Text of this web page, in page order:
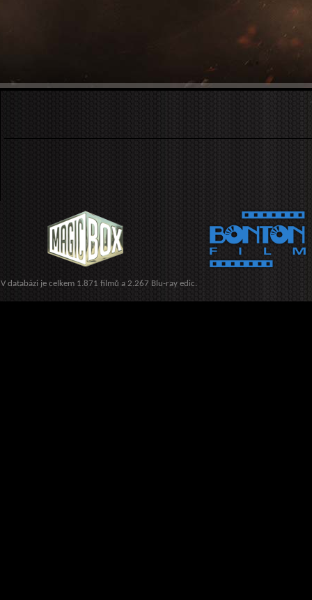
V databázi je celkem 1.871 filmů a 2.267 Blu-ray edic.